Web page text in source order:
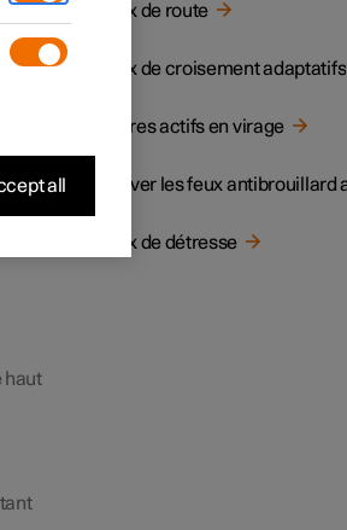
les
haut
Feux de route
Feux de croisement adaptatifs
Phares actifs en virage
Feux de détresse
all